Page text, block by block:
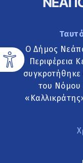
Ο Δήμος
Περιφέρεια
συγκροτήθηκε
του Νόμου